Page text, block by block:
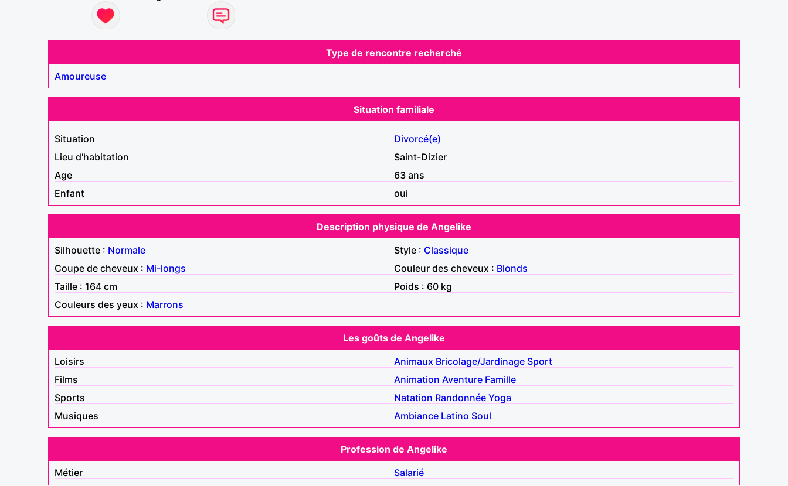
Type de rencontre recherché
Amoureuse
Situation familiale
Situation
Divorcé(e)
Lieu d'habitation
Saint-Dizier
Age
63 ans
Enfant
oui
Description physique de Angelike
Silhouette : Normale Style : Classique
Coupe de cheveux : Mi-longs Couleur des cheveux : Blonds
Taille : 164 cm
Poids : 60 kg
Couleurs des yeux : Marrons
Les goûts de Angelike
Loisirs
Animaux Bricolage/Jardinage Sport
Films
Animation Aventure Famille
Sports
Natation Randonnée Yoga
Musiques
Ambiance Latino Soul
Profession de Angelike
Métier
Salarié